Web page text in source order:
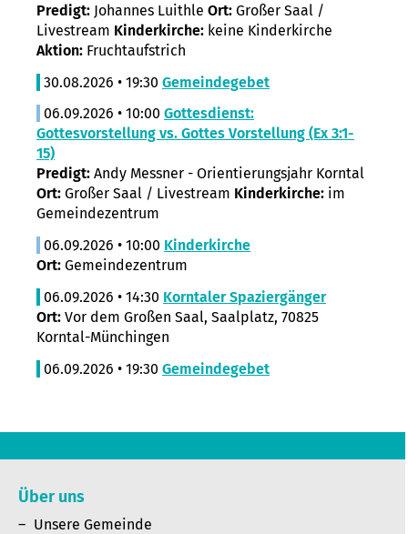
Predigt: Johannes Luithle Ort: Großer Saal /
Livestream Kinderkirche: keine Kinderkirche
Aktion: Fruchtaufstrich
30.08.2026 • 19:30 Gemeindegebet
06.09.2026 • 10:00 Gottesdienst:
Gottesvorstellung vs. Gottes Vorstellung (Ex 3:1-
15)
Predigt: Andy Messner - Orientierungsjahr Korntal
Ort: Großer Saal / Livestream Kinderkirche: im
Gemeindezentrum
06.09.2026 • 10:00 Kinderkirche
Ort: Gemeindezentrum
06.09.2026 • 14:30 Korntaler Spaziergänger
Ort: Vor dem Großen Saal, Saalplatz, 70825
Korntal-Münchingen
06.09.2026 • 19:30 Gemeindegebet
Über uns
Unsere Gemeinde